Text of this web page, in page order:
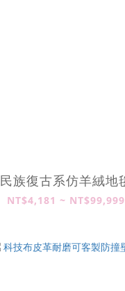
民族復古系仿羊絨地
NT$4,181 ~ NT$99,999